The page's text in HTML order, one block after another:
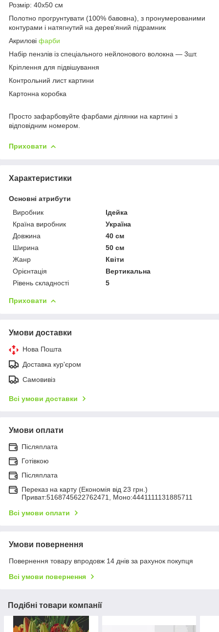
Розмір: 40х50 см
Полотно прогрунтувати (100% бавовна), з пронумерованими
контурами і натягнутий на дерев'яний підрамник
Акрилові фарби
Набір пензлів із спеціального нейлонового волокна ― 3шт.
Кріплення для підвішування
Контрольний лист картини
Картонна коробка
Просто зафарбовуйте фарбами ділянки на картині з
відповідним номером.
Приховати
Характеристики
Основні атрибути
Виробник
Ідейка
Країна виробник
Україна
Довжина
40 см
Ширина
50 см
Жанр
Квіти
Орієнтація
Вертикальна
Рівень складності
5
Приховати
Умови доставки
Нова Пошта
Доставка кур'єром
Самовивіз
Всі умови доставки
Умови оплати
Післяплата
Готівкою
Післяплата
Переказ на карту (Економія від 23 грн.)
Приват:5168745622762471, Моно:4441111131885711
Всі умови оплати
Умови повернення
Повернення товару впродовж 14 днів за рахунок покупця
Всі умови повернення
Подібні товари компанії